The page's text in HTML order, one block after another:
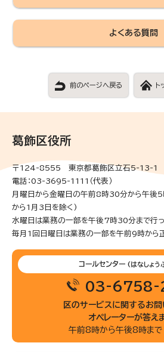
よくある質問
前のページへ戻る ト
葛飾区役所
〒124-8555 東京都葛飾区立石5-13-1
電話：03-3695-1111（代表）
月曜日から金曜日の午前8時30分から午後5
から1月3日を除く)
水曜日は業務の一部を午後7時30分まで行っ
毎月1回日曜日は業務の一部を午前9時から
コールセンター (はなしょう
03-6758-
区のサービスに関するお
オペレーターが答え
午前8時から午後8時ま